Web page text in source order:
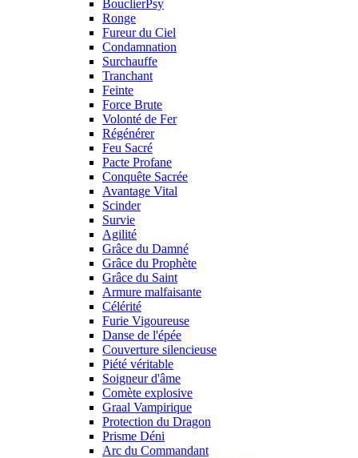
BouclierPsy
Ronge
Fureur du Ciel
Condamnation
Surchauffe
Tranchant
Feinte
Force Brute
Volonté de Fer
Régénérer
Feu Sacré
Pacte Profane
Conquête Sacrée
Avantage Vital
Scinder
Survie
Agilité
Grâce du Damné
Grâce du Prophète
Grâce du Saint
Armure malfaisante
Célérité
Furie Vigoureuse
Danse de l'épée
Couverture silencieuse
Piété véritable
Soigneur d'âme
Comète explosive
Graal Vampirique
Protection du Dragon
Prisme Déni
Arc du Commandant